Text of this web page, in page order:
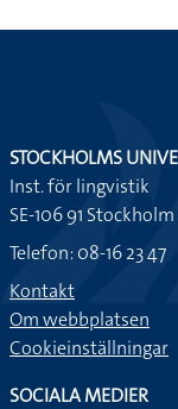
STOCKHOLMS
Inst. för lingvistik
SE-106 91 Stockholm
Telefon: 08-16 23 47
Kontakt
Om webbplatsen
Cookieinställningar
SOCIALA MEDIER